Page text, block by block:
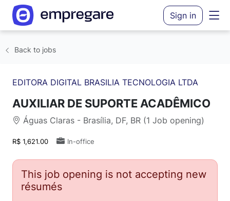
Sign in
Back to jobs
EDITORA DIGITAL BRASILIA TECNOLOGIA LTDA
AUXILIAR DE SUPORTE ACADÊMICO
Águas Claras - Brasília, DF, BR (1 Job opening)
R$ 1,621.00 In-office
This job opening is not accepting new
résumés